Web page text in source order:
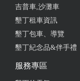
吉普車,沙灘車
墾丁租車資訊
墾丁包車、導覽
墾丁紀念品&伴手禮
服務專區